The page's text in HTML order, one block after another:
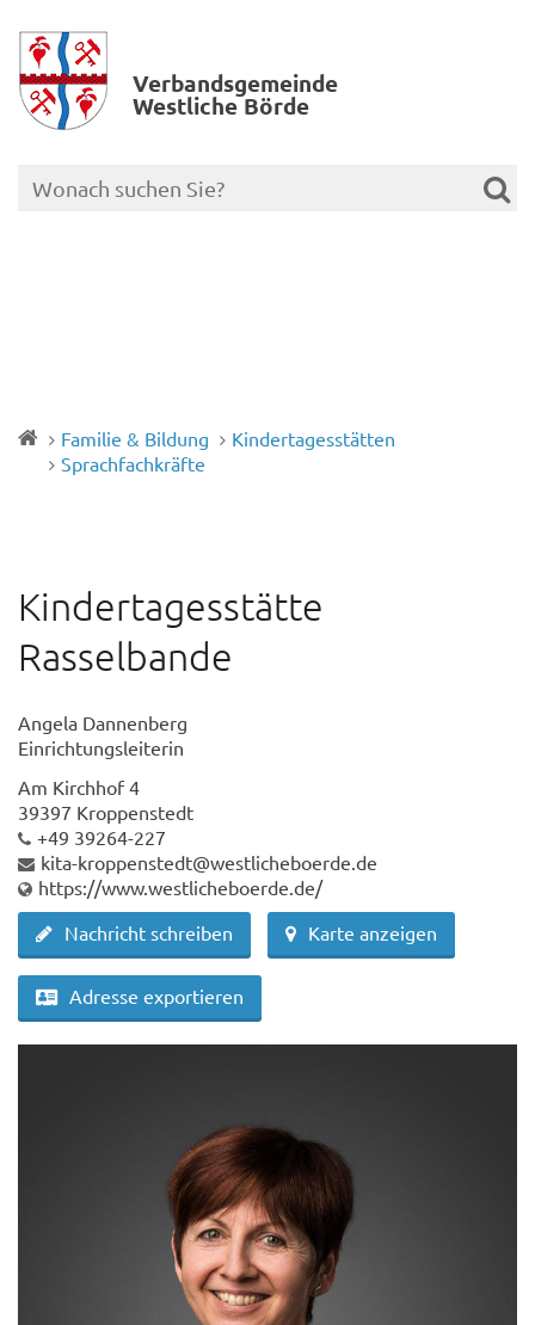
Verbands­gemeinde
Westliche Börde
Familie & Bildung
Kindertagesstätten
Sprachfachkräfte
Kindertagesstätte
Rasselbande
Angela Dannenberg
Einrichtungsleiterin
Am Kirchhof 4
39397 Kroppenstedt
+49 39264-227
kita-kroppenstedt@westlicheboerde.de
https://www.westlicheboerde.de/
Nachricht schreiben
Karte anzeigen
Adresse exportieren